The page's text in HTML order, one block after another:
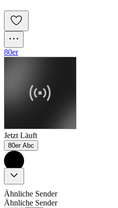
80er
Jetzt Läuft
80er Abc
Ähnliche Sender
Ähnliche Sender